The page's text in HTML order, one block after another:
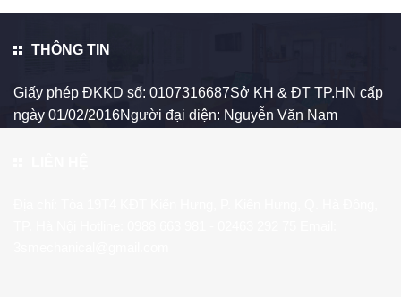
THÔNG TIN
Giấy phép ĐKKD số: 0107316687Sở KH & ĐT TP.HN cấp
ngày 01/02/2016Người đại diện: Nguyễn Văn Nam